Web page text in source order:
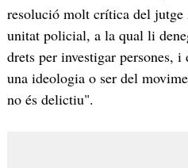
resolució molt crítica del jutge
unitat policial, a la qual li
drets per investigar persones,
una ideologia o ser del
no és delictiu".